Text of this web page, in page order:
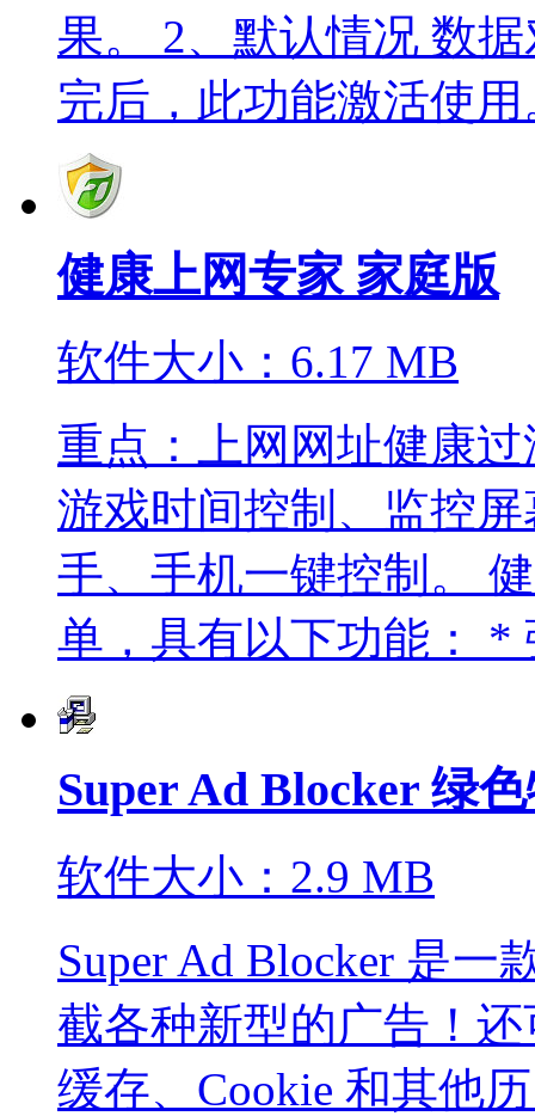
果。 2、默认情况 数
完后，此功能激活使用
健康上网专家 家庭版
软件大小：6.17 MB
重点：上网网址健康
游戏时间控制、监控
手、手机一键控制。
单，具有以下功能： *
Super Ad Blocker 绿
软件大小：2.9 MB
Super Ad Blocker 是
截各种新型的广告！
缓存、Cookie 和其他